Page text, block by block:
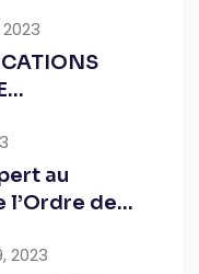
au
l’Ordre des
2023